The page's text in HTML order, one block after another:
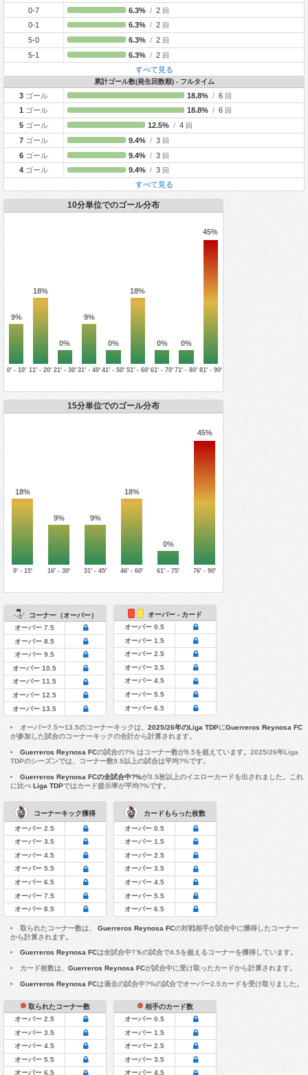
0-7 6.3% /2 回
0-1 6.3% /2 回
5-0 6.3% /2 回
5-1 6.3% /2 回
すべて見る
累計ゴール数(発生回数順) - フルタイム
3 ゴール 18.8% /6 回
1 ゴール 18.8% /6 回
5 ゴール 12.5% / 4 回
7 ゴール 9.4% /3 回
6 ゴール 9.4% /3 回
4 ゴール 9.4% /3 回
すべて見る
10分単位でのゴール分布
9%
18%
0%
9%
0%
18%
0% 0%
45%
0' - 10' 11' - 20' 21' - 30' 31' - 40' 41' - 50' 51' - 60' 61' - 70' 71' - 80' 81' - 90'
15分単位でのゴール分布
18%
9% 9%
18%
0%
45%
0' - 15' 16' - 30' 31' - 45' 46' - 60' 61' - 75' 76' - 90'
コーナー（オーバー）
オーバー 7.5
オーバー 8.5
オーバー 9.5
オーバー 10.5
オーバー 11.5
オーバー 12.5
オーバー 13.5
オーバー - カード
オーバー 0.5
オーバー 1.5
オーバー 2.5
オーバー 3.5
オーバー 4.5
オーバー 5.5
オーバー 6.5
オーバー7.5〜13.5のコーナーキックは、 2025/26年のLiga TDPにGuerreros Reynosa FC
が参加した試合のコーナーキックの合計から計算されます。
Guerreros Reynosa FCの試合の?% はコーナー数が9.5を超えています。2025/26年Liga
TDPのシーズンでは、コーナー数9.5以上の試合は平均?%です。
Guerreros Reynosa FCの全試合中?%が3.5枚以上のイエローカードを出されました。これ
に比べ Liga TDPではカード提示率が平均?%です。
コーナーキック獲得
オーバー 2.5
オーバー 3.5
オーバー 4.5
オーバー 5.5
オーバー 6.5
オーバー 7.5
オーバー 8.5
カードもらった枚数
オーバー 0.5
オーバー 1.5
オーバー 2.5
オーバー 3.5
オーバー 4.5
オーバー 5.5
オーバー 6.5
取られたコーナー数は、 Guerreros Reynosa FCの対戦相手が試合中に獲得したコーナー
から計算されます。
Guerreros Reynosa FCは全試合中?％の試合で4.5を超えるコーナーを獲得しています。
カード枚数は、 Guerreros Reynosa FCが試合中に受け取ったカードから計算されます。
Guerreros Reynosa FCは過去の試合中?%の試合でオーバー2.5カードを受け取りました。
取られたコーナー数
オーバー 2.5
オーバー 3.5
オーバー 4.5
オーバー 5.5
オーバー 6.5
相手のカード数
オーバー 0.5
オーバー 1.5
オーバー 2.5
オーバー 3.5
オーバー 4.5